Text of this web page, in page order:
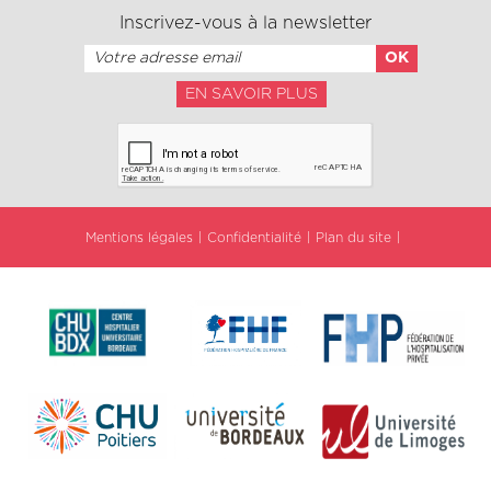
Inscrivez-vous à la newsletter
EN SAVOIR PLUS
Mentions légales Confidentialité Plan du site